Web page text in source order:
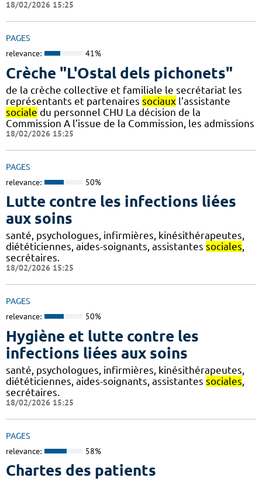
18/02/2026 15:25
PAGES
relevance: 41%
Crèche "L'Ostal dels pichonets"
de la crèche collective et familiale le secrétariat les
représentants et partenaires sociaux l’assistante
sociale du personnel CHU La décision de la
Commission A l’issue de la Commission, les admissions
18/02/2026 15:25
PAGES
relevance: 50%
Lutte contre les infections liées
aux soins
santé, psychologues, infirmières, kinésithérapeutes,
diététiciennes, aides-soignants, assistantes sociales,
secrétaires.
18/02/2026 15:25
PAGES
relevance: 50%
Hygiène et lutte contre les
infections liées aux soins
santé, psychologues, infirmières, kinésithérapeutes,
diététiciennes, aides-soignants, assistantes sociales
secrétaires.
18/02/2026 15:25
PAGES
relevance: 58%
Chartes des patients